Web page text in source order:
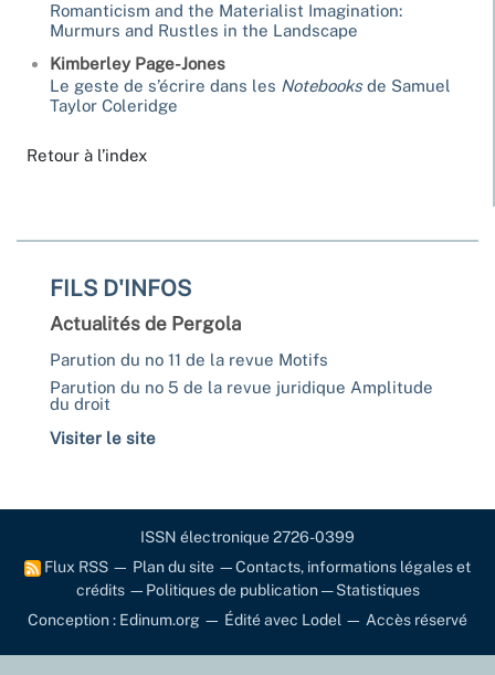
Romanticism and the Materialist Imagination:
Murmurs and Rustles in the Landscape
Kimberley Page-Jones
Le geste de s’écrire dans les Notebooksde Samuel
Taylor Coleridge
Retour à l’index
FILS D'INFOS
Actualités de Pergola
Parution du no 11 de la revue Motifs
Parution du no 5 de la revue juridique Amplitude
du droit
Visiter le site
ISSN électronique 2726-0399
Flux RSS — Plan du site —Contacts, informations légales et
crédits— Politiques de publication—Statistiques
Conception : Edinum.org — Édité avec Lodel — Accès réservé